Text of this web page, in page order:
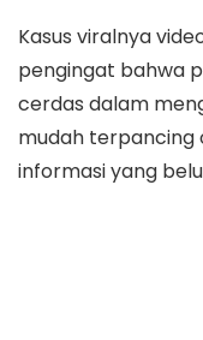
Kasus viralnya
pengingat bahwa
cerdas dalam
mudah terpancing
informasi yang